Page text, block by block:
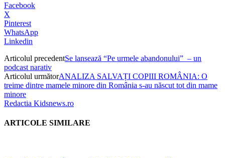
Facebook
X
Pinterest
WhatsApp
Linkedin
Articolul precedentSe lansează “Pe urmele abandonului” – un
podcast narativ
Articolul următorANALIZA SALVAȚI COPIII ROMÂNIA: O
treime dintre mamele minore din România s-au născut tot din mame
minore
Redactia Kidsnews.ro
ARTICOLE SIMILARE